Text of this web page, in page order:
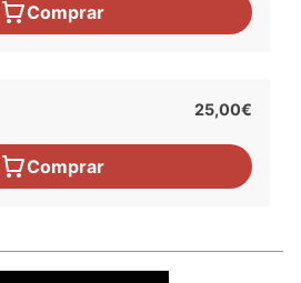
Comprar
25,00€
Comprar